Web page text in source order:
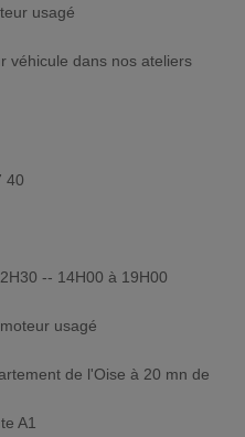
usagé
véhicule dans nos ateliers
40
-- 14H00 à 19H00
usagé
de l'Oise à 20 mn de
A1